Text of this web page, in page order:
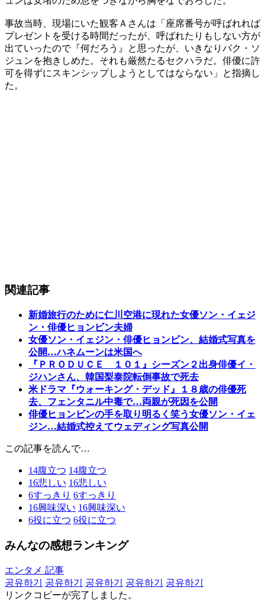
事故当時、現場にいた観客Ａさんは「座席番号が呼ばれれば
プレゼントを受ける時間だったが、呼ばれたりもしない方が
出ていったので『何だろう』と思ったが、いきなりパク・ソ
ジュンを抱きしめた。それも厳然たるセクハラだ。俳優に許
可を得ずにスキンシップしようとしてはならない」と指摘し
た。
関連記事
新婚旅行のために仁川空港に現れた女優ソン・イェジ
ン・俳優ヒョンビン夫婦
女優ソン・イェジン・俳優ヒョンビン、結婚式写真を
公開…ハネムーンは米国へ
『ＰＲＯＤＵＣＥ １０１』シーズン２出身俳優イ・
ジハンさん、韓国梨泰院転倒事故で死去
米ドラマ『ウォーキング・デッド』１８歳の俳優死
去、フェンタニル中毒で…両親が死因を公開
俳優ヒョンビンの手を取り明るく笑う女優ソン・イェ
ジン…結婚式控えてウェディング写真公開
この記事を読んで…
14腹立つ 14腹立つ
16悲しい 16悲しい
6すっきり 6すっきり
16興味深い 16興味深い
6役に立つ 6役に立つ
みんなの感想ランキング
エンタメ 記事
공유하기
공유하기 공유하기 공유하기
공유하기
リンクコピーが完了しました。